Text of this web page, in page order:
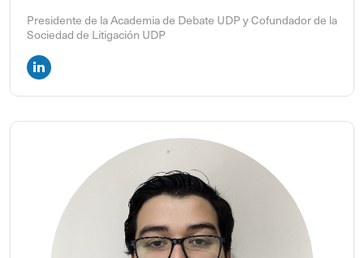
Presidente de la Academia de Debate UDP y Cofundador de la
Sociedad de Litigación UDP